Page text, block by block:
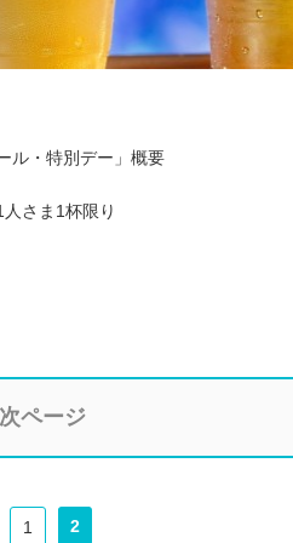
ル・特別デー」概要
さま1杯限り
次ページ
1 2